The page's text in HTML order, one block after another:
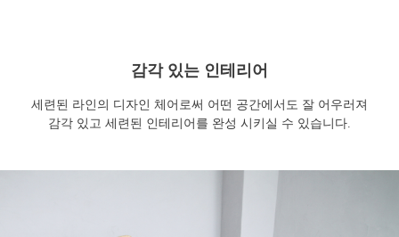
감각 있는 인테리어
세련된 라인의 디자인 체어로써 어떤 공간에서도 잘 어우러져
감각 있고 세련된 인테리어를 완성 시키실 수 있습니다.